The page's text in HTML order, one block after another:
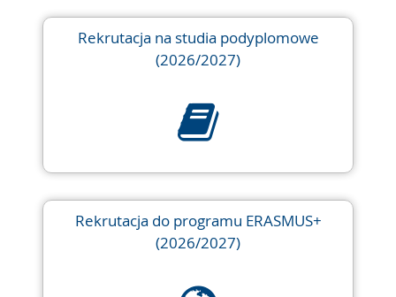
Rekrutacja na studia podyplomowe
(2026/2027)
Rekrutacja do programu ERASMUS+
(2026/2027)